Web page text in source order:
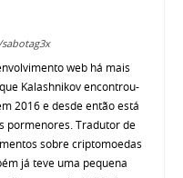
web há mais
Kalashnikov encontrou-
2016 e desde então está
pormenores. Tradutor de
sobre criptomoedas
já teve uma pequena